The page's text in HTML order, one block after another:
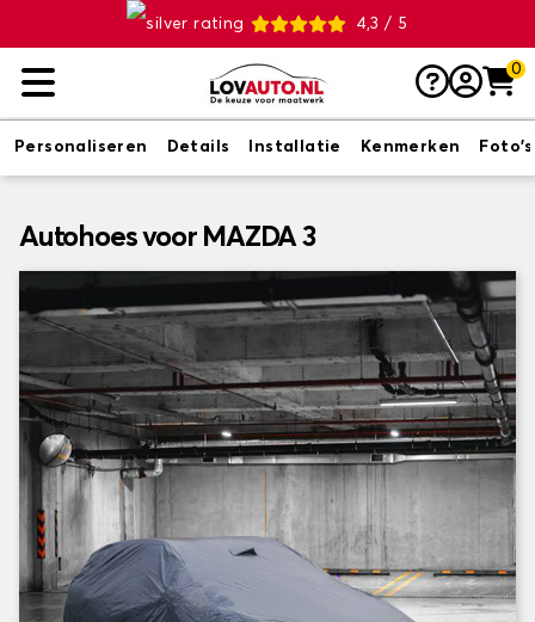
4,3 / 5
0
Personaliseren Details Installatie Kenmerken Foto's
Autohoes voor MAZDA 3